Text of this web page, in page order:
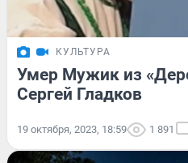
КУЛЬТУРА
Умер Мужик из
Сергей Гладков
19 октября, 2023, 18:59 1 891